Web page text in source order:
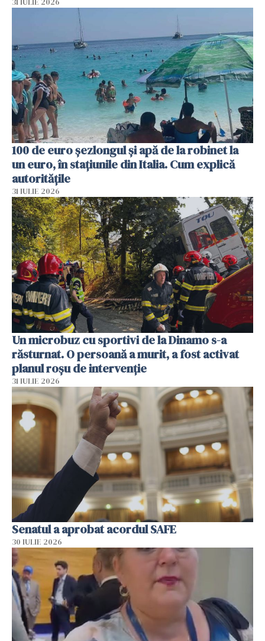
100 de euro șezlongul și apă de la robinet la
un euro, în stațiunile din Italia. Cum explică
autoritățile
31 IULIE 2026
Un microbuz cu sportivi de la Dinamo s-a
răsturnat. O persoană a murit, a fost activat
planul roșu de intervenție
31 IULIE 2026
Senatul a aprobat acordul SAFE
30 IULIE 2026